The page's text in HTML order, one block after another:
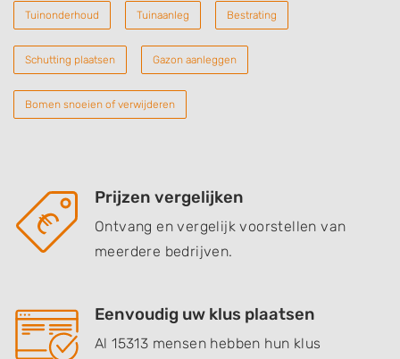
Tuinonderhoud Tuinaanleg Bestrating
Schutting plaatsen Gazon aanleggen
Bomen snoeien of verwijderen
Prijzen vergelijken
Ontvang en vergelijk voorstellen van
meerdere bedrijven.
Eenvoudig uw klus plaatsen
Al 15313 mensen hebben hun klus